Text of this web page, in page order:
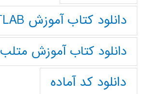
دانلود کتاب آموزش MATLAB
دانلود کتاب آموزش متلب
دانلود کد آماده